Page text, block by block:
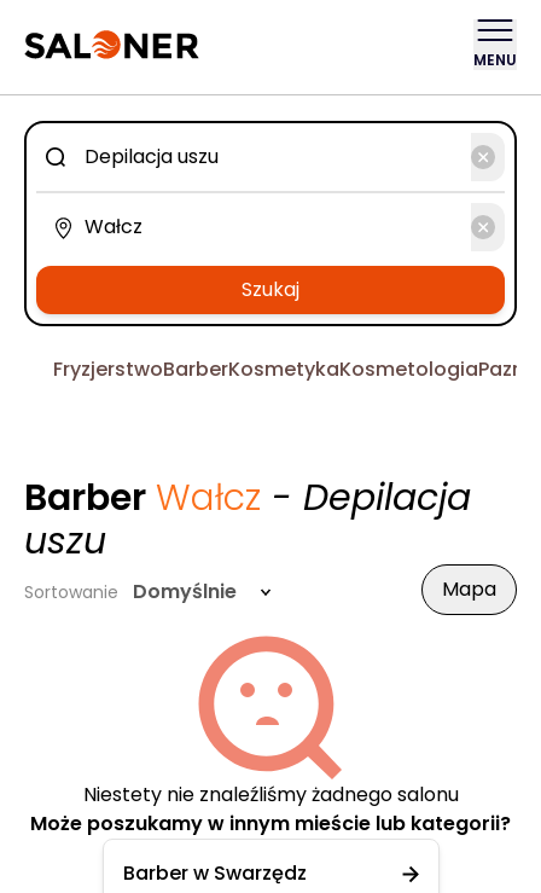
MENU
Szukaj
FryzjerstwoBarberKosmetykaKosmetologia
Barber Wałcz - Depilacja
uszu
Sortowanie Domyślnie Mapa
Niestety nie znaleźliśmy żadnego salonu
Może poszukamy w innym mieście lub kategorii?
Barber w Swarzędz